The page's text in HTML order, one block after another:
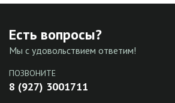
Есть вопросы?
Мы с удовольствием ответим!
ПОЗВОНИТЕ
8 (927) 3001711